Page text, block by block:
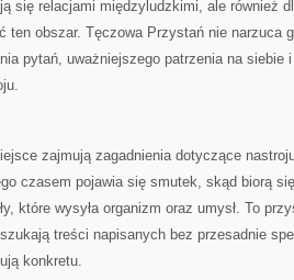
się relacjami międzyludzkimi, ale również
ten obszar. Tęczowa Przystań nie narzuca
pytań, uważniejszego patrzenia na siebie
zajmują zagadnienia dotyczące
czasem pojawia się smutek, skąd biorą
które wysyła organizm oraz umysł. To
treści napisanych bez przesadnie
konkretu.